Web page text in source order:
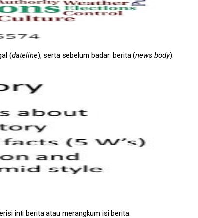
(dateline), serta sebelum badan berita (news body).
inti berita atau merangkum isi berita.